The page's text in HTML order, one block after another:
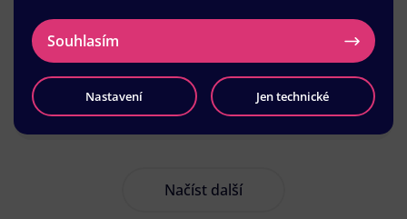
Načíst další
Souhlasím
Nastavení Jen technické